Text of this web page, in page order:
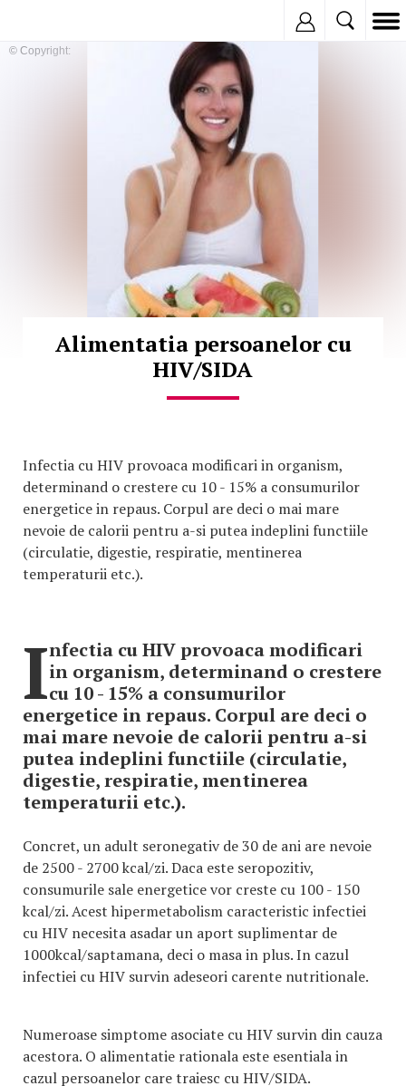
© Copyright:
Alimentatia persoanelor cu
HIV/SIDA
Infectia cu HIV provoaca modificari in organism,
determinand o crestere cu 10 - 15% a consumurilor
energetice in repaus. Corpul are deci o mai mare
nevoie de calorii pentru a-si putea indeplini functiile
(circulatie, digestie, respiratie, mentinerea
temperaturii etc.).
Infectia cu HIV provoaca modificari
in organism, determinand o crestere
cu 10 - 15% a consumurilor
energetice in repaus. Corpul are deci o
mai mare nevoie de calorii pentru a-si
putea indeplini functiile (circulatie,
digestie, respiratie, mentinerea
temperaturii etc.).
Concret, un adult seronegativ de 30 de ani are nevoie
de 2500 - 2700 kcal/zi. Daca este seropozitiv,
consumurile sale energetice vor creste cu 100 - 150
kcal/zi. Acest hipermetabolism caracteristic infectiei
cu HIV necesita asadar un aport suplimentar de
1000kcal/saptamana, deci o masa in plus. In cazul
infectiei cu HIV survin adeseori carente nutritionale.
Numeroase simptome asociate cu HIV survin din cauza
acestora. O alimentatie rationala este esentiala in
cazul persoanelor care traiesc cu HIV/SIDA.